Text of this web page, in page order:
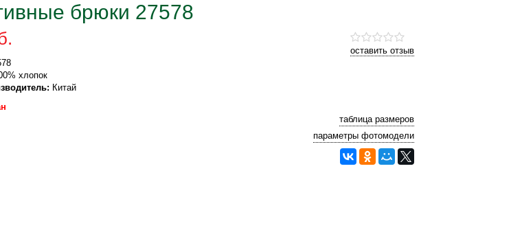
брюки 27578
оставить отзыв
хлопок
Китай
таблица размеров
параметры фотомодели